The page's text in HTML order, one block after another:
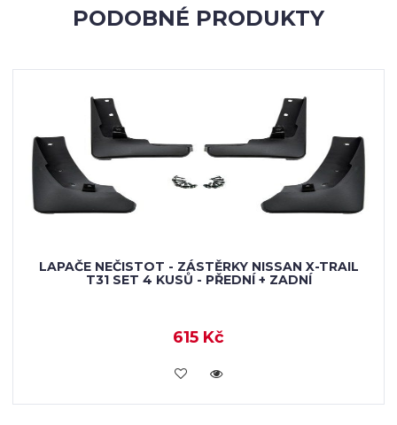
PODOBNÉ PRODUKTY
LAPAČE NEČISTOT - ZÁSTĚRKY NISSAN X-TRAIL
T31 SET 4 KUSŮ - PŘEDNÍ + ZADNÍ
615 Kč
KOUPIT